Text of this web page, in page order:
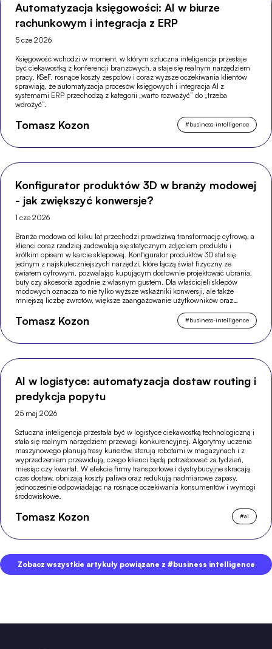
Automatyzacja księgowości: AI w biurze
rachunkowym i integracja z ERP
5 cze 2026
Księgowość wchodzi w moment, w którym sztuczna inteligencja przestaje
być ciekawostką z konferencji branżowych, a staje się realnym narzędziem
pracy. KSeF, rosnące koszty zespołów i coraz wyższe oczekiwania klientów
sprawiają, że automatyzacja procesów księgowych i integracja AI z
systemami ERP przechodzą z kategorii „warto rozważyć” do „trzeba
wdrożyć”.
Tomasz Kozon #business-intelligence
Konfigurator produktów 3D w branży modowej
- jak zwiększyć konwersje?
1 cze 2026
Branża modowa od kilku lat przechodzi prawdziwą transformację cyfrową, a
klienci coraz rzadziej zadowalają się statycznym zdjęciem produktu i
krótkim opisem w karcie sklepowej. Konfigurator produktów 3D stał się
jednym z najskuteczniejszych narzędzi, które łączą świat fizyczny ze
światem cyfrowym, pozwalając kupującym dosłownie projektować ubrania,
buty czy akcesoria zgodnie z własnym gustem. Dla właścicieli sklepów
modowych oznacza to nie tylko wyższe wskaźniki konwersji, ale także
mniejszą liczbę zwrotów, większe zaangażowanie użytkowników oraz
Tomasz Kozon #business-intelligence
AI w logistyce: automatyzacja dostaw routing i
predykcja popytu
25 maj 2026
Sztuczna inteligencja przestała być w logistyce ciekawostką technologiczną i
stała się realnym narzędziem przewagi konkurencyjnej. Algorytmy uczenia
maszynowego planują trasy kurierów, sterują robotami w magazynach i z
wyprzedzeniem przewidują, czego klienci będą potrzebować za tydzień,
miesiąc czy kwartał. W efekcie firmy transportowe i dystrybucyjne skracają
czas dostaw, obniżają koszty paliwa oraz redukują nadmiarowe zapasy,
jednocześnie odpowiadając na rosnące oczekiwania konsumentów i wymogi
środowiskowe.
Tomasz Kozon #ai
Zobacz wszystkie artykuły powiązane z #business intelligence